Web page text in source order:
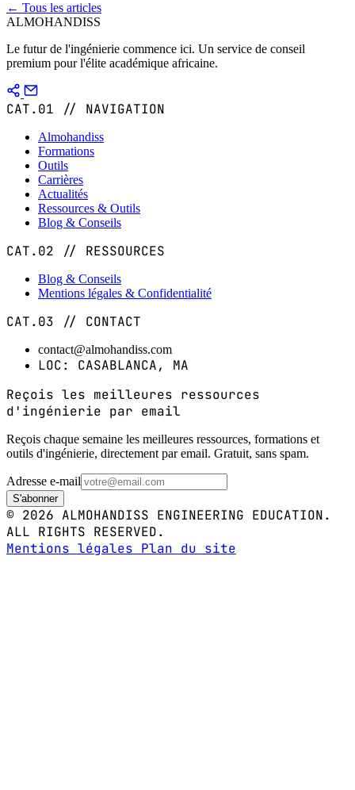
← Tous les articles
ALMOHANDISS
Le futur de l'ingénierie commence ici. Un service de conseil
premium pour l'élite académique africaine.
CAT.01 // NAVIGATION
Almohandiss
Formations
Outils
Carrières
Actualités
Ressources & Outils
Blog & Conseils
CAT.02 // RESSOURCES
Blog & Conseils
Mentions légales & Confidentialité
CAT.03 // CONTACT
contact@almohandiss.com
LOC: CASABLANCA, MA
Reçois les meilleures ressources
d'ingénierie par email
Reçois chaque semaine les meilleures ressources, formations et
outils d'ingénierie, directement par email. Gratuit, sans spam.
Adresse e-mail
S'abonner
© 2026 ALMOHANDISS ENGINEERING EDUCATION.
ALL RIGHTS RESERVED.
Mentions légales Plan du site